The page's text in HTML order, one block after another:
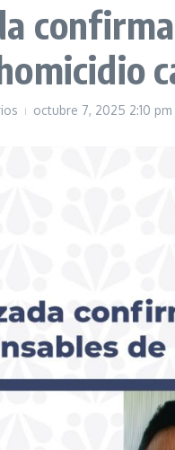
octubre 7, 2025 2:10 pm